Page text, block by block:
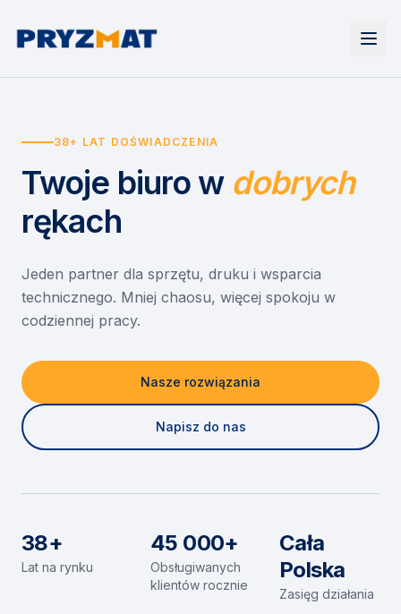
Urządzenia
Drukarki i urządzenia wielofunkcyjne
Etykiety i identyfikacja
Skanery i obieg dokumentów
Monitory interaktywne
Niszczarki dokumentów
Wynajem drukarek
Wynajem urządzeń biurowych
Asystent druku
EZD RP
Misja szkoła
Serwis
O nas
Kontakt
38+ LAT DOŚWIADCZENIA
Twoje biuro w dobrych
rękach
Jeden partner dla sprzętu, druku i wsparcia
technicznego. Mniej chaosu, więcej spokoju w
codziennej pracy.
Nasze rozwiązania
Napisz do nas
38+
Lat na rynku
45 000+
Obsługiwanych
klientów rocznie
Cała
Polska
Zasięg działania